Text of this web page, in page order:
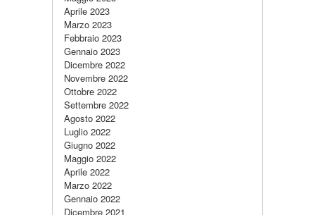
Aprile 2023
Marzo 2023
Febbraio 2023
Gennaio 2023
Dicembre 2022
Novembre 2022
Ottobre 2022
Settembre 2022
Agosto 2022
Luglio 2022
Giugno 2022
Maggio 2022
Aprile 2022
Marzo 2022
Gennaio 2022
Dicembre 2021